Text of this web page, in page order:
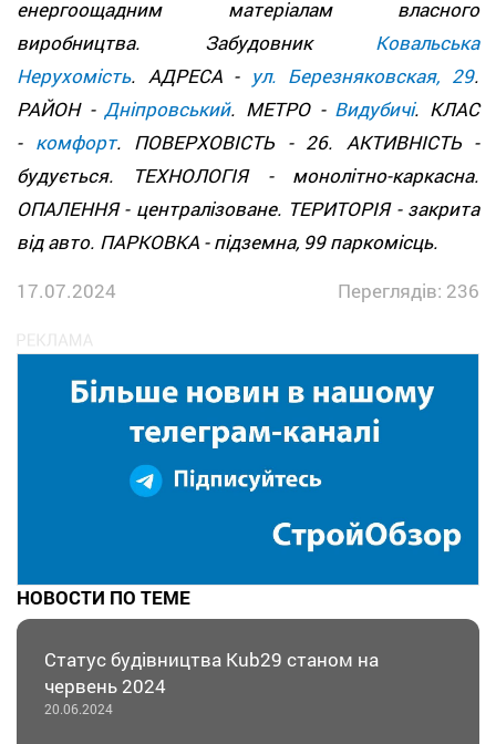
енергоощадним матеріалам власного
виробництва. Забудовник Ковальська
Нерухомість. АДРЕСА - ул. Березняковская, 29.
РАЙОН -Дніпровський. МЕТРО - Видубичі. КЛАС
- комфорт. ПОВЕРХОВІСТЬ - 26. АКТИВНІСТЬ -
будується. ТЕХНОЛОГІЯ - монолітно-каркасна.
ОПАЛЕННЯ - централізоване. ТЕРИТОРІЯ - закрита
від авто. ПАРКОВКА - підземна, 99 паркомісць.
17.07.2024
Переглядів: 236
НОВОСТИ ПО ТЕМЕ
Статус будівництва Kub29 станом на
червень 2024
20.06.2024